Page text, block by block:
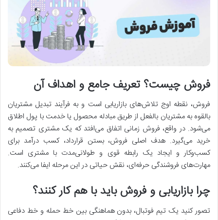
فروش چیست؟ تعریف جامع و اهداف آن
فروش، نقطه اوج تلاش‌های بازاریابی است و به فرآیند تبدیل مشتریان
بالقوه به مشتریان بالفعل از طریق مبادله محصول یا خدمت با پول اطلاق
می‌شود. در واقع، فروش زمانی اتفاق می‌افتد که یک مشتری تصمیم به
خرید می‌گیرد. هدف اصلی فروش، بستن قرارداد، کسب درآمد برای
کسب‌وکار و ایجاد یک رابطه قوی و طولانی‌مدت با مشتری است.
مهارت‌های فروشندگی حرفه‌ای، نقش حیاتی در این مرحله ایفا می‌کنند.
چرا بازاریابی و فروش باید با هم کار کنند؟
تصور کنید یک تیم فوتبال، بدون هماهنگی بین خط حمله و خط دفاعی